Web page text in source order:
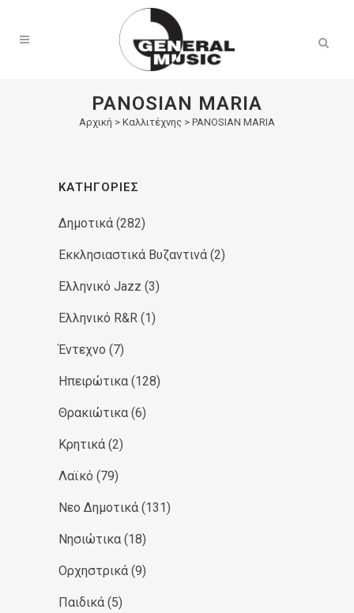
PANOSIAN MARIA
Αρχική > Καλλιτέχνης > PANOSIAN MARIA
ΚΑΤΗΓΟΡΊΕΣ
Δημοτικά (282)
Εκκλησιαστικά Βυζαντινά (2)
Ελληνικό Jazz (3)
Ελληνικό R&R (1)
Έντεχνο (7)
Ηπειρώτικα (128)
Θρακιώτικα (6)
Κρητικά (2)
Λαϊκό (79)
Νεο Δημοτικά (131)
Νησιώτικα (18)
Ορχηστρικά (9)
Παιδικά (5)